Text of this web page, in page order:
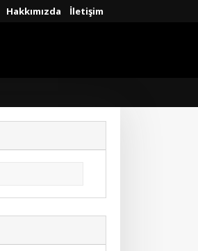
Hakkımızda İletişim